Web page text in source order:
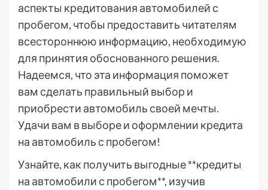
аспекты кредитования автомобилей с
пробегом, чтобы предоставить читателям
всестороннюю информацию, необходимую
для принятия обоснованного решения.
Надеемся, что эта информация поможет
вам сделать правильный выбор и
приобрести автомобиль своей мечты.
Удачи вам в выборе и оформлении кредита
на автомобиль с пробегом!
Узнайте, как получить выгодные **кредиты
на автомобили с пробегом**, изучив